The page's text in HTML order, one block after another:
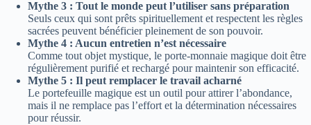
Mythe 3 : Tout le monde peut l’utiliser sans préparation
Seuls ceux qui sont prêts spirituellement et respectent les règles
sacrées peuvent bénéficier pleinement de son pouvoir.
Mythe 4 : Aucun entretien n’est nécessaire
Comme tout objet mystique, le porte-monnaie magique doit être
régulièrement purifié et rechargé pour maintenir son efficacité.
Mythe 5 : Il peut remplacer le travail acharné
Le portefeuille magique est un outil pour attirer l’abondance,
mais il ne remplace pas l’effort et la détermination nécessaires
pour réussir.